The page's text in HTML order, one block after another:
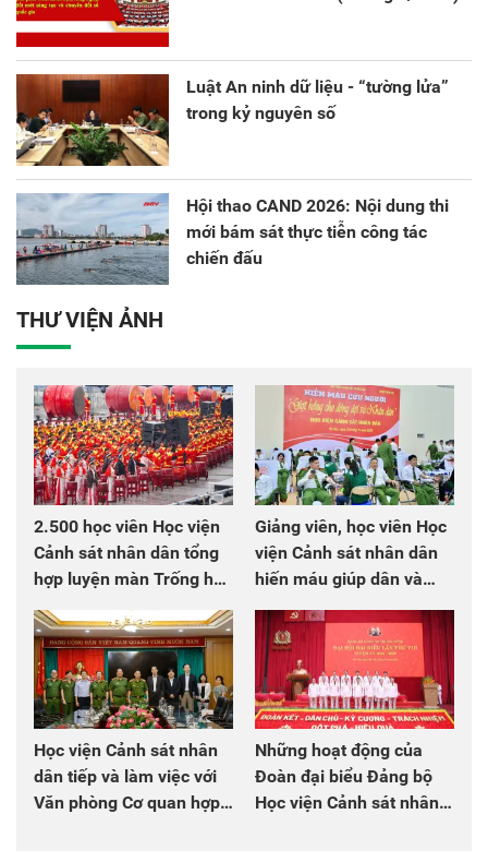
Luật An ninh dữ liệu - “tường lửa”
trong kỷ nguyên số
Hội thao CAND 2026: Nội dung thi
mới bám sát thực tiễn công tác
chiến đấu
THƯ VIỆN ẢNH
2.500 học viên Học viện
Cảnh sát nhân dân tổng
hợp luyện màn Trống hội
Giảng viên, học viên Học
viện Cảnh sát nhân dân
hiến máu giúp dân và
Học viện Cảnh sát nhân
dân tiếp và làm việc với
Văn phòng Cơ quan hợp
Những hoạt động của
Đoàn đại biểu Đảng bộ
Học viện Cảnh sát nhân